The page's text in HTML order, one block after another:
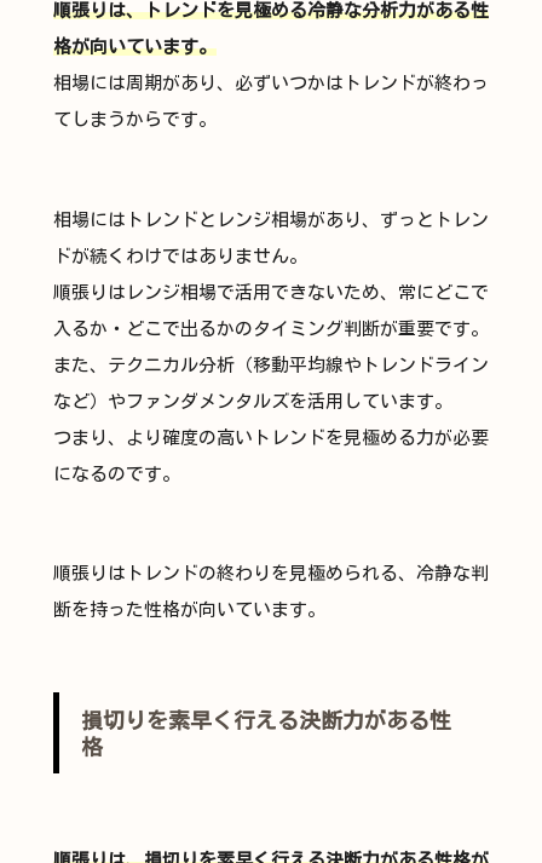
順張りは、トレンドを見極める冷静な分析力がある性
格が向いています。
相場には周期があり、必ずいつかはトレンドが終わっ
てしまうからです。
相場にはトレンドとレンジ相場があり、ずっとトレン
ドが続くわけではありません。
順張りはレンジ相場で活用できないため、常にどこで
入るか・どこで出るかのタイミング判断が重要です。
また、テクニカル分析（移動平均線やトレンドライン
など）やファンダメンタルズを活用しています。
つまり、より確度の高いトレンドを見極める力が必要
になるのです。
順張りはトレンドの終わりを見極められる、冷静な判
断を持った性格が向いています。
損切りを素早く行える決断力がある性
格